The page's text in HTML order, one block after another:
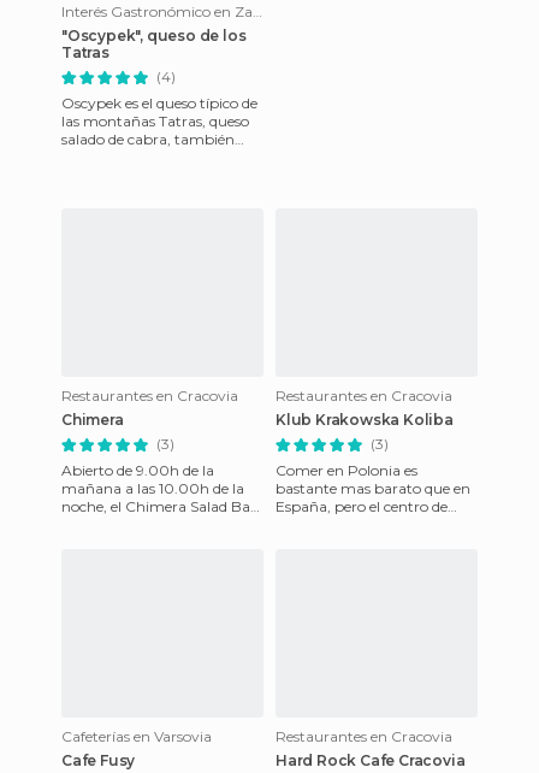
Interés Gastronómico en Zakopane
"Oscypek", queso de los
Tatras
(4)
Oscypek es el queso típico de
las montañas Tatras, queso
salado de cabra, también
Restaurantes en Cracovia
Chimera
(3)
Abierto de 9.00h de la
mañana a las 10.00h de la
noche, el Chimera Salad Bar
Restaurantes en Cracovia
Klub Krakowska Koliba
(3)
Comer en Polonia es
bastante mas barato que en
España, pero el centro de
Cafeterías en Varsovia
Cafe Fusy
Restaurantes en Cracovia
Hard Rock Cafe Cracovia